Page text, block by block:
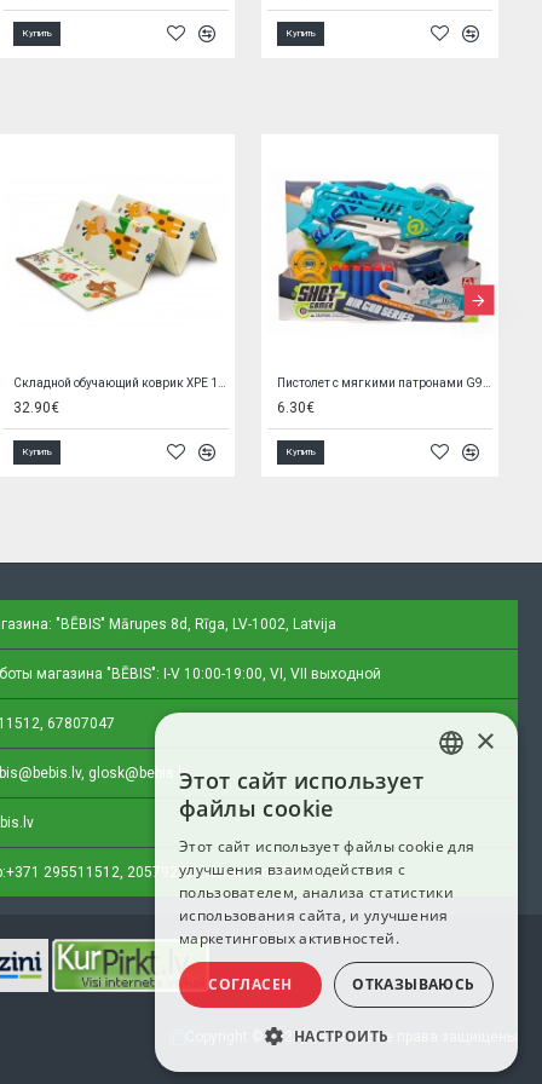
Купить Купить
Губка для купания SUPER SOFT BabyOno 1640/01 pink
1.69€
Купить
Метатель дисков 24840
9.50€
Купить
"BĒBIS" Mārupes 8d, Rīga, LV-1002, Latvija
магазина "BĒBIS": I-V 10:00-19:00, VI, VII выходной
67807047
glosk@bebis.lv
+371 295511512, 20579272 (только сообщения)
Copyright © 2023, Bebis.lv, Все права защищены
×
Этот сайт использует
файлы cookie
Этот сайт использует файлы cookie для
улучшения взаимодействия с
пользователем, анализа статистики
использования сайта, и улучшения
маркетинговых активностей.
СОГЛАСЕН ОТКАЗЫВАЮСЬ
НАСТРОИТЬ